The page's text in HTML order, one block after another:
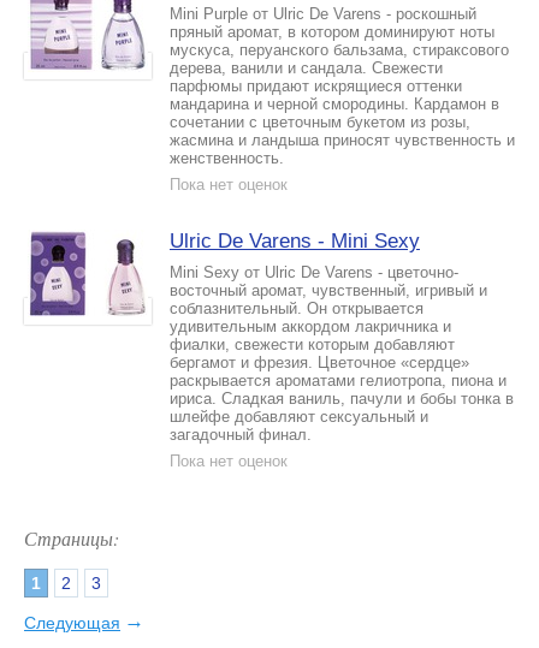
Mini Purple от Ulric De Varens - роскошный
пряный аромат, в котором доминируют ноты
мускуса, перуанского бальзама, стираксового
дерева, ванили и сандала. Свежести
парфюмы придают искрящиеся оттенки
мандарина и черной смородины. Кардамон в
сочетании с цветочным букетом из розы,
жасмина и ландыша приносят чувственность и
женственность.
Пока нет оценок
Ulric De Varens - Mini Sexy
Mini Sexy от Ulric De Varens - цветочно-
восточный аромат, чувственный, игривый и
соблазнительный. Он открывается
удивительным аккордом лакричника и
фиалки, свежести которым добавляют
бергамот и фрезия. Цветочное «сердце»
раскрывается ароматами гелиотропа, пиона и
ириса. Сладкая ваниль, пачули и бобы тонка в
шлейфе добавляют сексуальный и
загадочный финал.
Пока нет оценок
Страницы:
1 2 3
Следующая →